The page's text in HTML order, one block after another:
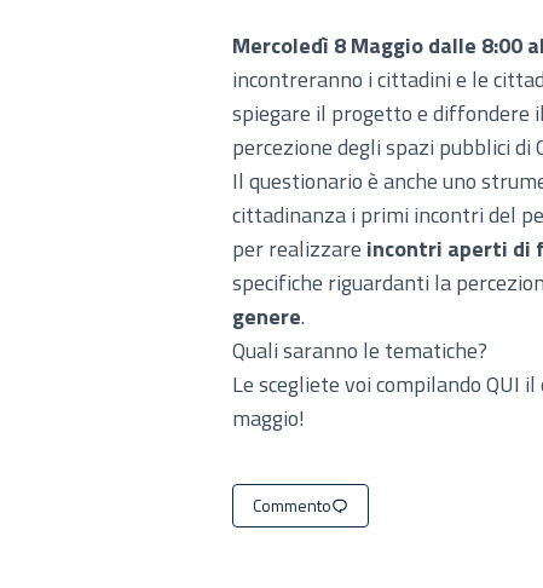
Mercoledì 8 Maggio dalle 8:00
incontreranno i cittadini e le
spiegare il progetto e diffondere il
percezione degli spazi pubblici di
Il questionario è anche uno
cittadinanza i primi incontri del
per realizzare incontri aperti di
specifiche riguardanti la
genere.
Quali saranno le tematiche?
Le scegliete voicompilando QUI
maggio!
Commento